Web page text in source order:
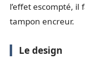
l’effet escompté,
tampon encreur.
Le design